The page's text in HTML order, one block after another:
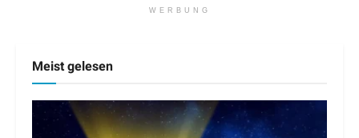
WERBUNG
Meist gelesen